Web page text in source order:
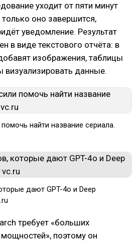
уходит от пяти минут
оно завершится,
уведомление. Результат
в виде текстового отчёта: в
изображения, таблицы
визуализировать данные.
найти название сериала.
дают GPT-4o и Deep
требует «больших
поэтому он